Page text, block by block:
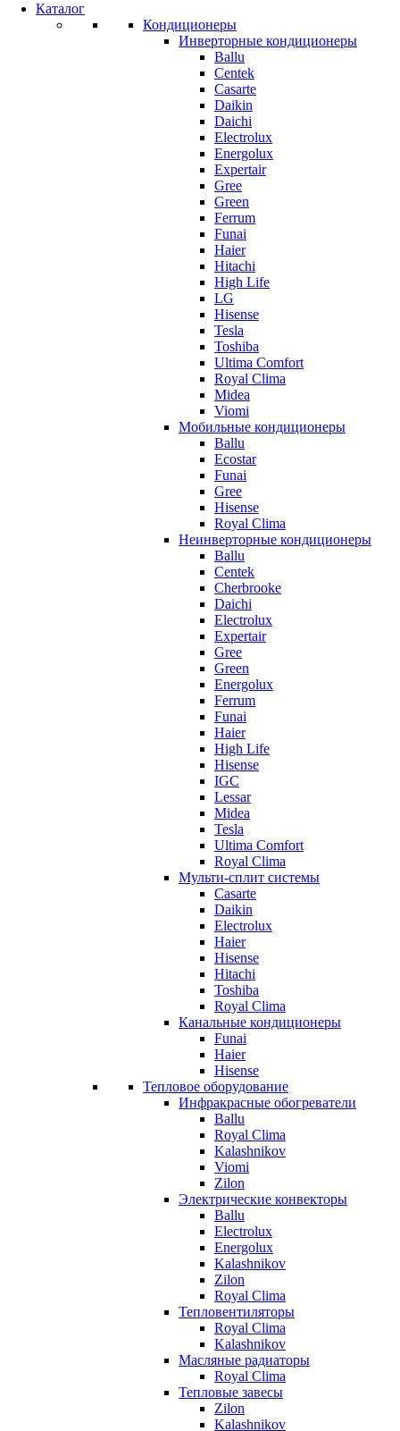
Каталог
Кондиционеры
Инверторные кондиционеры
Ballu
Centek
Casarte
Daikin
Daichi
Electrolux
Energolux
Expertair
Gree
Green
Ferrum
Funai
Haier
Hitachi
High Life
LG
Hisense
Tesla
Toshiba
Ultima Comfort
Royal Clima
Midea
Viomi
Мобильные кондиционеры
Ballu
Ecostar
Funai
Gree
Hisense
Royal Clima
Неинверторные кондиционеры
Ballu
Centek
Cherbrooke
Daichi
Electrolux
Expertair
Gree
Green
Energolux
Ferrum
Funai
Haier
High Life
Hisense
IGC
Lessar
Midea
Tesla
Ultima Comfort
Royal Clima
Мульти-сплит системы
Casarte
Daikin
Electrolux
Haier
Hisense
Hitachi
Toshiba
Royal Clima
Канальные кондиционеры
Funai
Haier
Hisense
Тепловое оборудование
Инфракрасные обогреватели
Ballu
Royal Clima
Kalashnikov
Viomi
Zilon
Электрические конвекторы
Ballu
Electrolux
Energolux
Kalashnikov
Zilon
Royal Clima
Тепловентиляторы
Royal Clima
Kalashnikov
Масляные радиаторы
Royal Clima
Тепловые завесы
Zilon
Kalashnikov